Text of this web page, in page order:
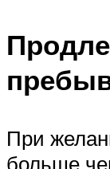
При
больше